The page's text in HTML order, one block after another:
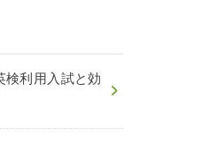
検利用入試と効